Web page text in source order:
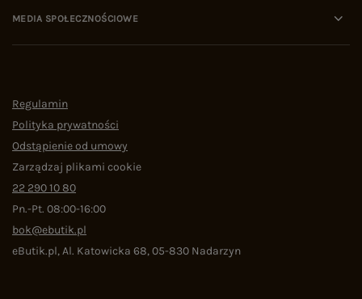
MEDIA SPOŁECZNOŚCIOWE
Regulamin
Polityka prywatności
Odstąpienie od umowy
Zarządzaj plikami cookie
22 290 10 80
Pn.-Pt. 08:00-16:00
bok@ebutik.pl
eButik.pl,Al. Katowicka 68,05-830 Nadarzyn